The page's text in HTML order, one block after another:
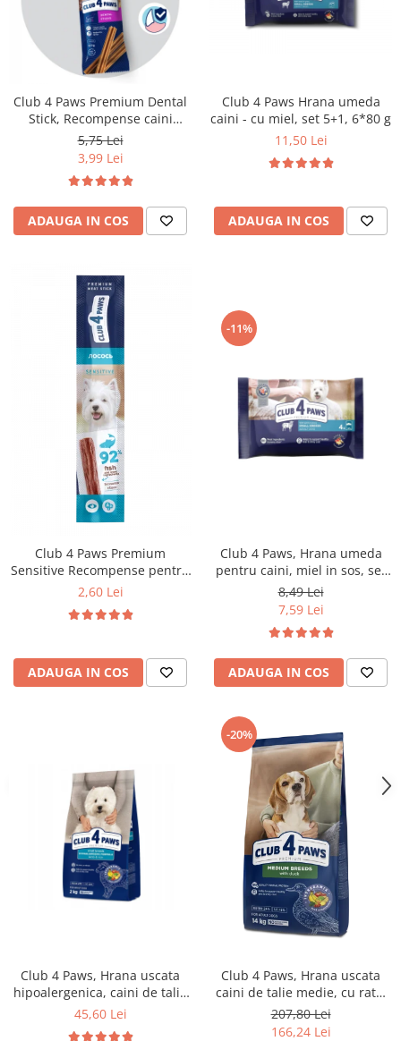
Club 4 Paws Premium Dental
Stick, Recompense caini
0,117kg
5,75 Lei
3,99 Lei
ADAUGA IN COS
Club 4 Paws Hrana umeda
caini - cu miel, set 5+1, 6*80 g
11,50 Lei
ADAUGA IN COS
Club 4 Paws Premium
Sensitive Recompense pentru
caini stick cu somon, 12g
2,60 Lei
ADAUGA IN COS
-11%
Club 4 Paws, Hrana umeda
pentru caini, miel in sos, set
4x85g
8,49 Lei
7,59 Lei
ADAUGA IN COS
Club 4 Paws, Hrana uscata
hipoalergenica, caini de talie
mica, miel si orez, 2kg
45,60 Lei
-20%
Club 4 Paws, Hrana uscata
caini de talie medie, cu rata,
14kg
207,80 Lei
166,24 Lei